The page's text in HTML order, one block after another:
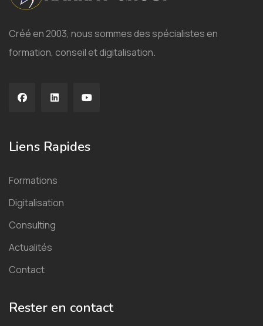
Créé en 2003, nous sommes des spécialistes en
formation, conseil et digitalisation.
Liens Rapides
Formations
Digitalisation
Consulting
Actualités
Contact
Rester en contact